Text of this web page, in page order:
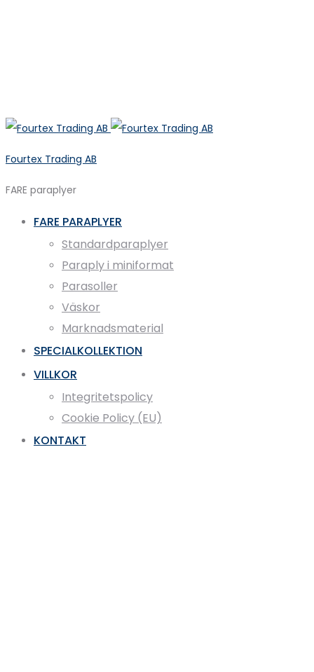
Fourtex Trading AB
FARE paraplyer
FARE PARAPLYER
Standardparaplyer
Paraply i miniformat
Parasoller
Väskor
Marknadsmaterial
SPECIALKOLLEKTION
VILLKOR
Integritetspolicy
Cookie Policy (EU)
KONTAKT